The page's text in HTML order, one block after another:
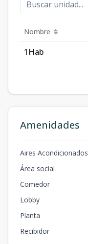
Nombre
1Hab
Amenidades
Aires Acondicionados
Área social
Comedor
Lobby
Planta
Recibidor